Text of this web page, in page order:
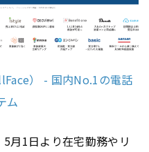
） - 国内No.1の電話
ム
月1日より在宅勤務やリ